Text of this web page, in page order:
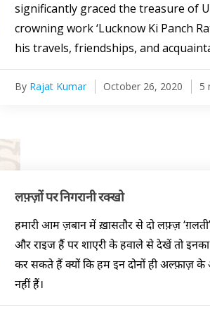
significantly graced the treasure of
crowning work ‘Lucknow Ki Panch
his travels, friendships, and
By Rajat Kumar October 26, 2020 5
लफ़्ज़ों पर निगरानी रक्खो
हमारी आम ज़बान में ख़ासतौर से दो लफ़्ज़
और राइज हैं पर शाएरी के हवाले से देखें तो
कर सकते हैं क्यों कि हम इन दोनों ही अल्फ़ाज़
नहीं हैं।